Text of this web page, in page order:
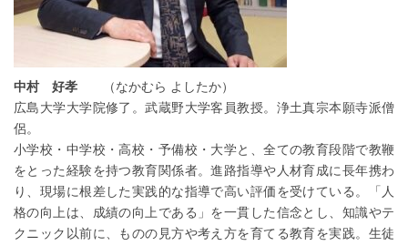
中村 好孝
（なかむら よしたか）
広島大学大学院修了。武蔵野大学客員教授。浄土真宗本願寺派僧
侶。
小学校・中学校・高校・予備校・大学と、全ての教育段階で教鞭
をとった経験を持つ教育関係者。進路指導や人材育成に長年携わ
り、現場に根差した実践的な指導で高い評価を受けている。「人
格の向上は、成績の向上である」を一貫した信念とし、知識やテ
クニック以前に、ものの見方や考え方を育てる教育を実践。生徒